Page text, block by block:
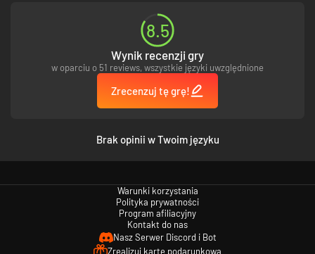
Send your agents on raids to foreign lands tosteal world wonders and
8.5
Wynik recenzji gry
w oparciu o 51 reviews, wszystkie języki uwzględnione
Zrecenzuj tę grę!
Brak opinii w Twoim języku
Warunki korzystania
Polityka prywatności
Program afiliacyjny
Kontakt do nas
Nasz Serwer Discord i Bot
Zrealizuj kartę podarunkową